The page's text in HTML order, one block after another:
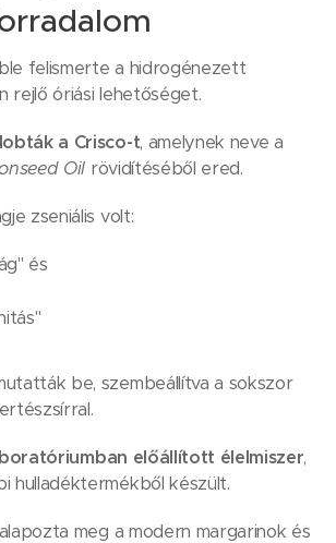
felismerte a hidrogénezett
rejlő óriási lehetőséget.
a Crisco-t, amelynek neve a
Oil rövidítéséből ered.
zseniális volt:
és
be, szembeállítva a sokszor
előállított élelmiszer,
hulladéktermékből készült.
meg a modern margarinok és